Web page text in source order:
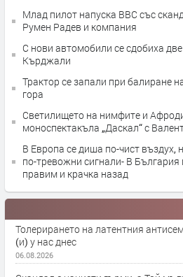
Млад пилот напуска ВВС със
Румен Радев и компания
С нови автомобили се сдобиха
Кърджали
Трактор се запали при балиране
гора
Светилището на нимфите и
моноспектакъла „Даскал“ с
В Европа се диша по-чист въздух,
по-тревожни сигнали- В
правим и крачка назад
Толерирането на латентния
(и) у нас днес
06.08.2026